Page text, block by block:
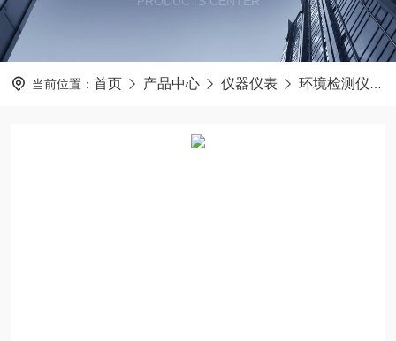
当前位置： 首页 产品中心 仪器仪表 环境检测仪器